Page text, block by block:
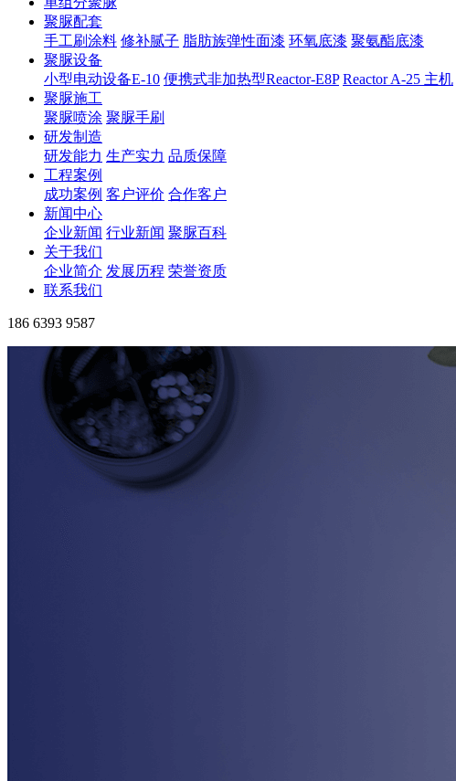
聚脲配套
手工刷涂料 修补腻子 脂肪族弹性面漆 环氧底漆 聚氨酯底漆
聚脲设备
小型电动设备E-10 便携式非加热型Reactor-E8P Reactor A-25 主机
聚脲施工
聚脲喷涂 聚脲手刷
研发制造
研发能力 生产实力 品质保障
工程案例
成功案例 客户评价 合作客户
新闻中心
企业新闻 行业新闻 聚脲百科
关于我们
企业简介 发展历程 荣誉资质
联系我们
186 6393 9587